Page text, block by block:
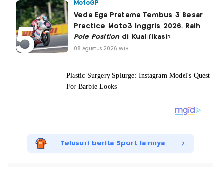
MotoGP
Veda Ega Pratama Tembus 3 Besar
Practice Moto3 Inggris 2026, Raih
Pole Positiondi Kualifikasi?
08 Agustus 2026 WIB
Telusuri berita Sport lainnya